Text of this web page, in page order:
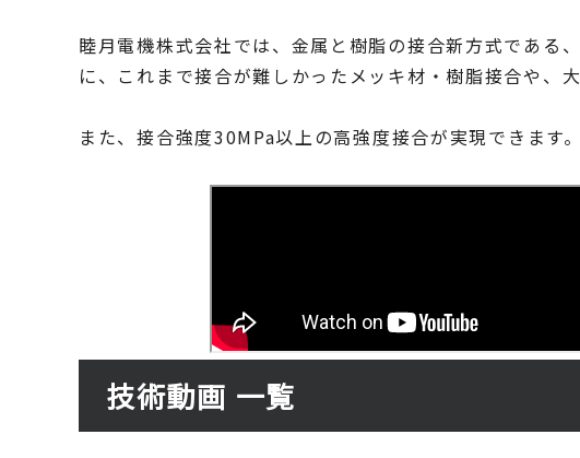
睦月電機株式会社では、金属と樹脂の接合新方式であ
に、これまで接合が難しかったメッキ材・樹脂接合や、
また、接合強度30MPa以上の高強度接合が実現できます。
技術動画 一覧